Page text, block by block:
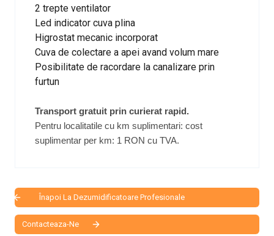
2 trepte ventilator
Led indicator cuva plina
Higrostat mecanic incorporat
Cuva de colectare a apei avand volum mare
Posibilitate de racordare la canalizare prin
furtun
Transport gratuit prin curierat rapid.
Pentru localitatile cu km suplimentari: cost
suplimentar per km: 1 RON cu TVA.
Înapoi La Dezumidificatoare Profesionale
Contacteaza-Ne